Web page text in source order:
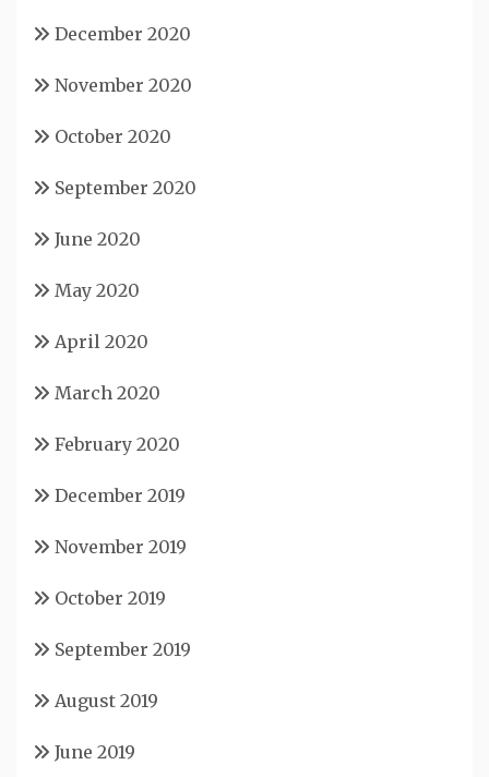
December 2020
November 2020
October 2020
September 2020
June 2020
May 2020
April 2020
March 2020
February 2020
December 2019
November 2019
October 2019
September 2019
August 2019
June 2019